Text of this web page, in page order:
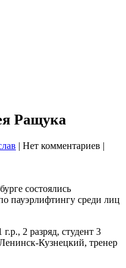
Ращука
Владислав
| Нет комментариев |
состоялись
пауэрлифтингу среди лиц
2 разряд, студент 3
Кузнецкий, тренер